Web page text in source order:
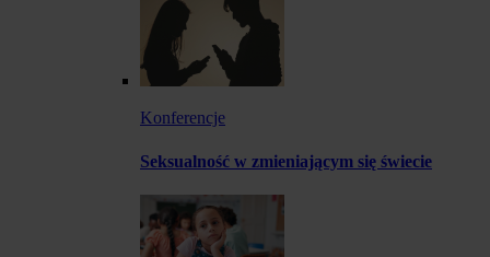
Konferencje
Seksualność w zmieniającym się świecie